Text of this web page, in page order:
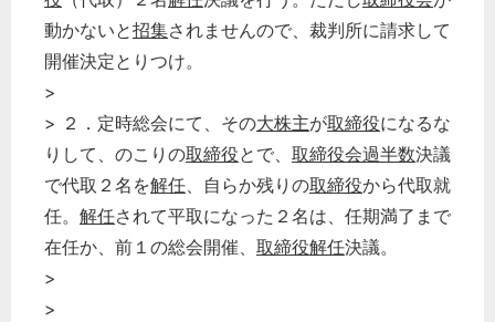
動かないと招集されませんので、裁判所に請求して
開催決定とりつけ。
>
> ２．定時総会にて、その大株主が取締役になるな
りして、のこりの取締役とで、 取締役会過半数決議
で代取２名を解任、自らか残りの取締役から代取就
任。 解任されて平取になった２名は、任期満了まで
在任か、前１の総会開催、 取締役解任決議。
>
>